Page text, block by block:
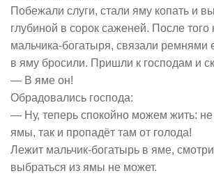
Побежали слуги, стали яму копать и
глубиной в сорок саженей. После того
мальчика-богатыря, связали ремнями
в яму бросили. Пришли к господам и
— В яме он!
Обрадовались господа:
— Ну, теперь спокойно можем жить: не
ямы, так и пропадёт там от голода!
Лежит мальчик-богатырь в яме,
выбраться из ямы не может.